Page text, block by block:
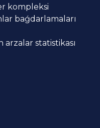
kompleksi
baǵdarlamaları
statistikası